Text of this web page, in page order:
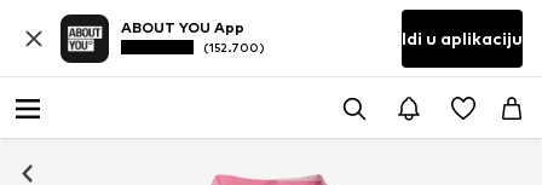
ABOUT YOU App
(152.700) Idi u aplikaciju